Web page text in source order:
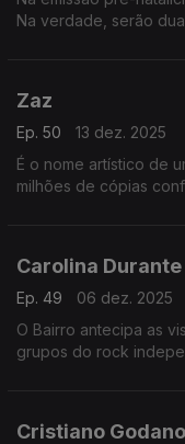
Na verdade, serão
Zaz
Ep. 50
13 dez. 2025
É o nome artístico de
milhões de cópias
Carolina Durante
Ep. 49
06 dez. 2025
O Bairro antecipa as
grupos do rock
Cristiano Godano